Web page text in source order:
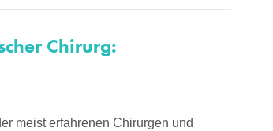
Chirurg:
meist erfahrenen Chirurgen und